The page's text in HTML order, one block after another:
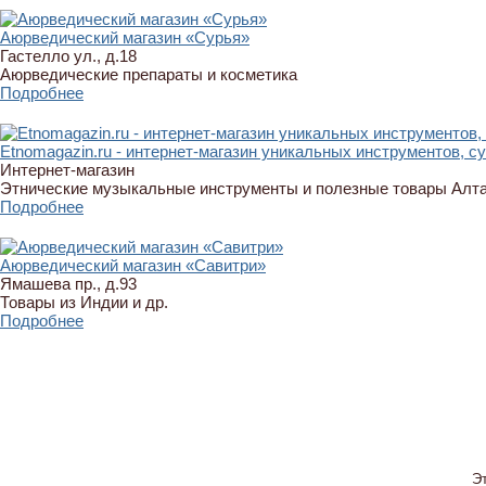
Аюрведический магазин «Сурья»
Гастелло ул., д.18
Аюрведические препараты и косметика
Подробнее
Etnomagazin.ru - интернет-магазин уникальных инструментов,
Интернет-магазин
Этнические музыкальные инструменты и полезные товары
Подробнее
Аюрведический магазин «Савитри»
Ямашева пр., д.93
Товары из Индии и др.
Подробнее